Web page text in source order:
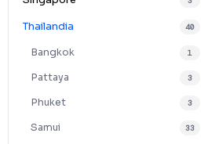
Thailandia 40
Bangkok 1
Pattaya 3
Phuket 3
Samui 33